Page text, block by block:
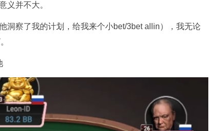
义并不大。
洞察了我的计划，给我来个小bet/3bet allin），我无论